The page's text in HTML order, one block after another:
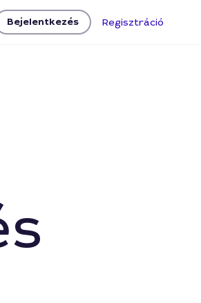
Bejelentkezés Regisztráció